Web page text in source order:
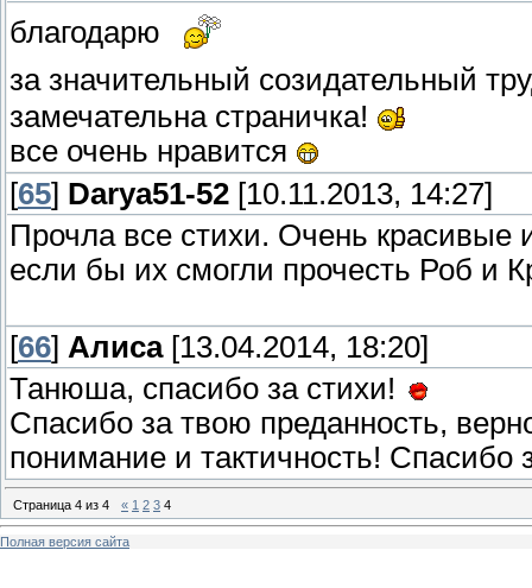
благодарю
за значительный созидательный
замечательна страничка!
все очень нравится
[65] Darya51-52 [10.11.2013, 14:27]
Прочла все стихи. Очень красивые
если бы их смогли прочесть Роб и
[66] Алиса[13.04.2014, 18:20]
Танюша, спасибо за стихи!
Спасибо за твою преданность,
понимание и тактичность!
Страница 4 из 4 « 1 2 3 4
Полная версия сайта